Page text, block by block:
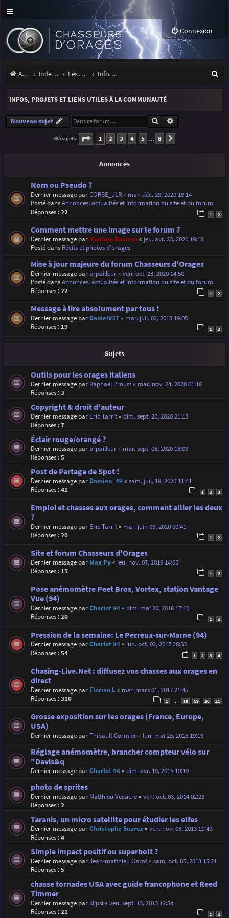
Connexion
Accueil Index du forum Les orages Infos, projets et liens utiles à la communauté
e
r
INFOS, PROJETS ET LIENS UTILES À LA COMMUNAUTÉ
Nouveau sujet Rechercher
395 sujets Page 1sur
1 2 3 4 5 … 8
Annonces
Nom ou Pseudo ?
Dernier message parCORSE_JLR« mar. déc. 29, 2020 19:14
Posté dansAnnonces, actualités et information du site et du forum
Réponses :22 1 2
Comment mettre une image sur le forum ?
Dernier message par Maxime Daviron« jeu. avr. 23, 2020 19:13
Posté dans Récits et photos d'orages
Mise à jour majeure du forum Chasseurs d'Orages
Dernier message parorpailleur« ven. oct. 23, 2020 14:50
Posté dansAnnonces, actualités et information du site et du forum
Réponses :22 1 2
Message à lire absolument par tous !
Dernier message par DanielV37« mar. juil. 02, 2013 19:05
Réponses : 19 1 2
Sujets
Outils pour les orages italiens
Dernier message par Raphaël Proust« mar. nov. 24, 2020 01:18
Réponses :3
Copyright & droit d'auteur
Dernier message par Eric Tarrit« dim. sept. 20, 2020 21:13
Réponses :7
Éclair rouge/orangé ?
Dernier message parorpailleur« mar. sept. 08, 2020 18:09
Réponses :5
Post de Partage de Spot !
Dernier message par Damien_49« sam. juil. 18, 2020 11:41
Réponses :41 1 2 3
Emploi et chasses aux orages, comment allier les deux
?
Dernier message par Eric Tarrit« mar. juin 09, 2020 00:41
Réponses :20 1 2
Site et forum Chasseurs d'Orages
Dernier message par Max Py« jeu. nov. 07, 2019 14:05
Réponses : 15 1 2
Pose anémomètre Peet Bros, Vortex, station Vantage
Vue (94)
Dernier message parCharlot 94« dim. mai 20, 2018 17:10
Réponses :20 1 2
Pression de la semaine: Le Perreux-sur-Marne (94)
Dernier message parCharlot 94« lun. oct. 02, 2017 20:53
Réponses :54 1 2 3 4
Chasing-Live.Net : diffusez vos chasses aux orages en
direct
Dernier message par Florian L« mer. mars 01, 2017 21:45
Réponses :310 1 18 19 20 21
Grosse exposition sur les orages (France, Europe,
USA)
Dernier message parThibault Cormier« lun. mai 23, 2016 19:19
Réglage anémomètre, brancher compteur vélo sur
"Davis&q
Dernier message parCharlot 94« dim. avr. 19, 2015 19:19
photo de sprites
Dernier message par Matthieu Vessiere« ven. oct. 03, 2014 02:23
Réponses :2
Taranis, un micro satellite pour étudier les elfes
Dernier message parChristophe Suarez« ven. nov. 08, 2013 11:40
Réponses :4
Simple impact positif ou superbolt ?
Dernier message parJean-matthieu Garot« sam. oct. 05, 2013 15:21
Réponses :5
chasse tornades USA avec guide francophone et Reed
Timmer
Dernier message par klipsi« ven. sept. 13, 2013 12:54
Réponses :21 1 2